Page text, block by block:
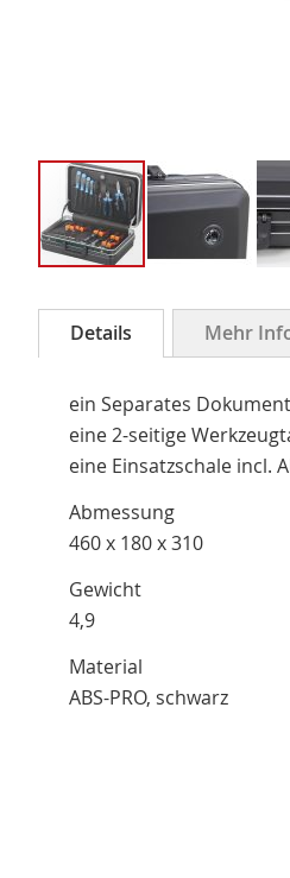
Anfang
springen
Details
ein Separates
eine 2-seitige
eine Einsatzschale incl.
Abmessung
460 x 180 x 310
Gewicht
4,9
Material
ABS-PRO, schwarz
Mehr